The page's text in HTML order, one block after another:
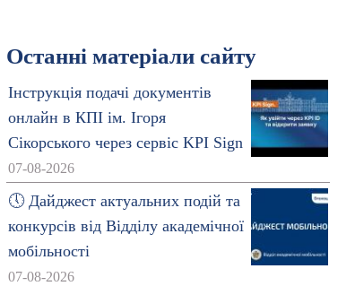
Останні матеріали сайту
Інструкція подачі документів
онлайн в КПІ ім. Ігоря
Сікорського через сервіс KPI Sign
07-08-2026
🕔 Дайджест актуальних подій та
конкурсів від Відділу академічної
мобільності
07-08-2026